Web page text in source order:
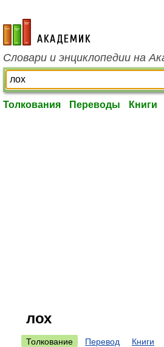
academic.ru
Словари и энциклопедии на
Толкования Переводы Книги
лох
Толкование Перевод Книги